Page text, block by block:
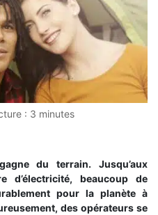
: 3 minutes
du terrain. Jusqu’aux
d’électricité, beaucoup de
pour la planète à
des opérateurs se